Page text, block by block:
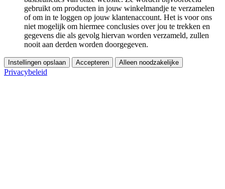
gebruikt om producten in jouw winkelmandje te verzamelen
of om in te loggen op jouw klantenaccount. Het is voor ons
niet mogelijk om hiermee conclusies over jou te trekken en
gegevens die als gevolg hiervan worden verzameld, zullen
nooit aan derden worden doorgegeven.
Instellingen opslaan Accepteren Alleen noodzakelijke
Privacybeleid